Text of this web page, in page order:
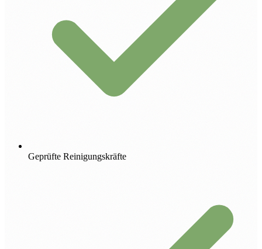
Geprüfte Reinigungskräfte